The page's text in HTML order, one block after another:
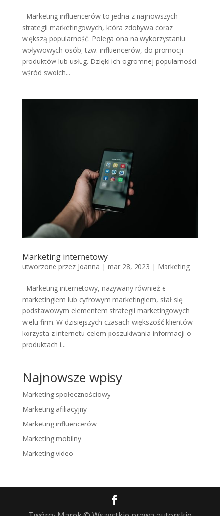
Marketing influencerów to jedna z najnowszych
strategii marketingowych, która zdobywa coraz
większą popularność. Polega ona na wykorzystaniu
wpływowych osób, tzw. influencerów, do promocji
produktów lub usług. Dzięki ich ogromnej popularności
wśród swoich...
Marketing internetowy
utworzone przez Joanna | mar 28, 2023 | Marketing
Marketing internetowy, nazywany również e-
marketingiem lub cyfrowym marketingiem, stał się
podstawowym elementem strategii marketingowych
wielu firm. W dzisiejszych czasach większość klientów
korzysta z internetu celem poszukiwania informacji o
produktach i...
Najnowsze wpisy
Marketing społecznościowy
Marketing afiliacyjny
Marketing influencerów
Marketing mobilny
Marketing video